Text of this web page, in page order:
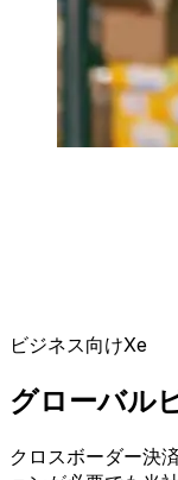
ビジネス向けXe
グローバル
クロスボーダー決